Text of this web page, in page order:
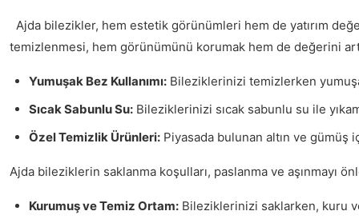
Ajda bilezikler, hem estetik görünümleri hem de yatırım
temizlenmesi, hem görünümünü korumak hem de değerini
Yumuşak Bez Kullanımı: Bileziklerinizi temizlerken
Sıcak Sabunlu Su: Bileziklerinizi sıcak sabunlu su ile
Özel Temizlik Ürünleri: Piyasada bulunan altın ve
Ajda bileziklerin saklanma koşulları, paslanma ve aşınmayı
Kurumuş ve Temiz Ortam: Bileziklerinizi saklarken, kuru